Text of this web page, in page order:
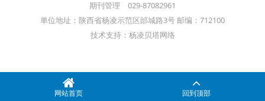
期刊管理 029-87082961
单位地址：陕西省杨凌示范区邰城路3号 邮编：712100
技术支持：杨凌贝塔网络
网站首页 回到顶部